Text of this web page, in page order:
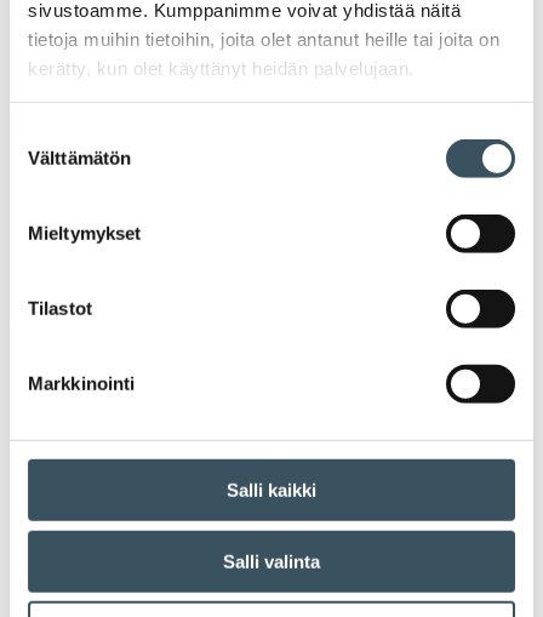
sivustoamme. Kumppanimme voivat yhdistää näitä
tietoja muihin tietoihin, joita olet antanut heille tai joita on
kerätty, kun olet käyttänyt heidän palvelujaan.
valinta
Välttämätön
Mieltymykset
Tilastot
Markkinointi
Salli kaikki
Salli valinta
Arkistot
2026
2025
2020
2019